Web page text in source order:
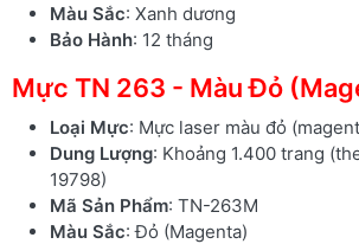
Màu Sắc: Xanh dương
Bảo Hành: 12 tháng
Mực TN 263 - Màu Đỏ
Loại Mực: Mực laser màu đỏ
Dung Lượng: Khoảng 1.400 trang
19798)
Mã Sản Phẩm: TN-263M
Màu Sắc: Đỏ (Magenta)